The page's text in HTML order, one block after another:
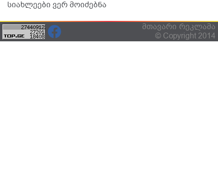
სიახლეები ვერ მოიძებნა
მთავარი რეკლამა
© Copyright 2014